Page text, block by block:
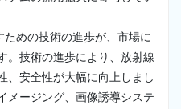
めの技術の進歩が、市場に
。技術の進歩により、放射線
、安全性が大幅に向上しまし
メージング、画像誘導システ